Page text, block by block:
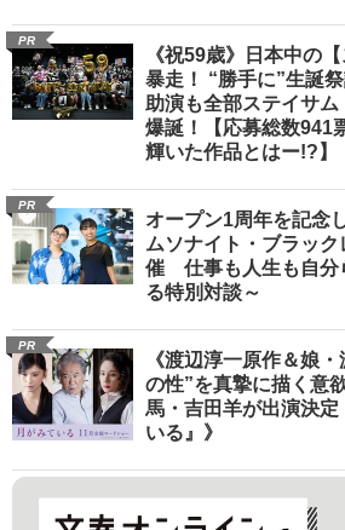
PR
《祝59歳》日本中の
暴走！ “勝手に”生誕
助演も全部ステイサム
爆誕！【応募総数941
輝いた作品とはー!?】
PR
オープン1周年を記念
ムソナイト・ブラッ
催 仕事も人生も自分
る特別対談～
PR
《渡辺淳一原作＆娘
の性”を真摯に描く意
馬・吉田羊が出演決
いる』》